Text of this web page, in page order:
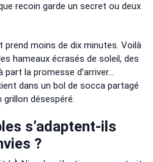
recoin garde un secret ou deux
prend moins de dix minutes. Voilà
hameaux écrasés de soleil, des
part la promesse d’arriver…
dans un bol de socca partagé
désespéré.
s’adaptent-ils
?